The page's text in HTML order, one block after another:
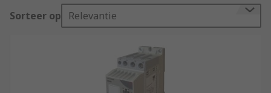
Sorteer op Relevantie